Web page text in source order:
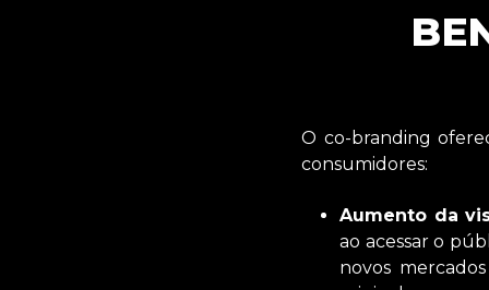
O co-branding
consumidores:
Aumento da
ao acessar o
novos